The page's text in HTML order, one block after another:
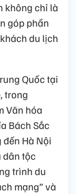
không chỉ là
góp phần
du lịch
Quốc tại
trong
Văn hóa
Bách Sắc
đến Hà Nội
dân tộc
trình du
mạng” và